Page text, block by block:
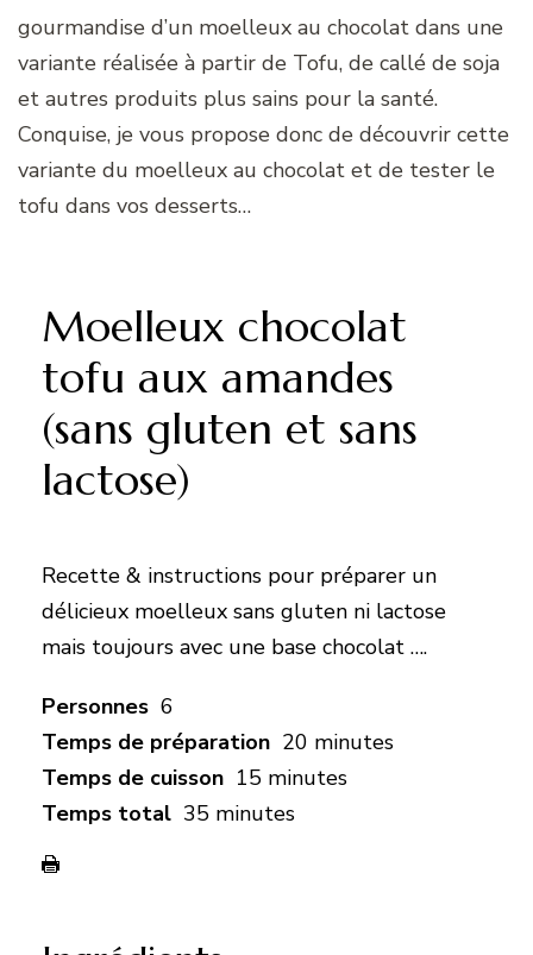
gourmandise d’un moelleux au chocolat dans une
variante réalisée à partir de Tofu, de callé de soja
et autres produits plus sains pour la santé.
Conquise, je vous propose donc de découvrir cette
variante du moelleux au chocolat et de tester le
tofu dans vos desserts…
Moelleux chocolat
tofu aux amandes
(sans gluten et sans
lactose)
Recette & instructions pour préparer un
délicieux moelleux sans gluten ni lactose
mais toujours avec une base chocolat ….
Personnes 6
Temps de préparation 20 minutes
Temps de cuisson 15 minutes
Temps total 35 minutes